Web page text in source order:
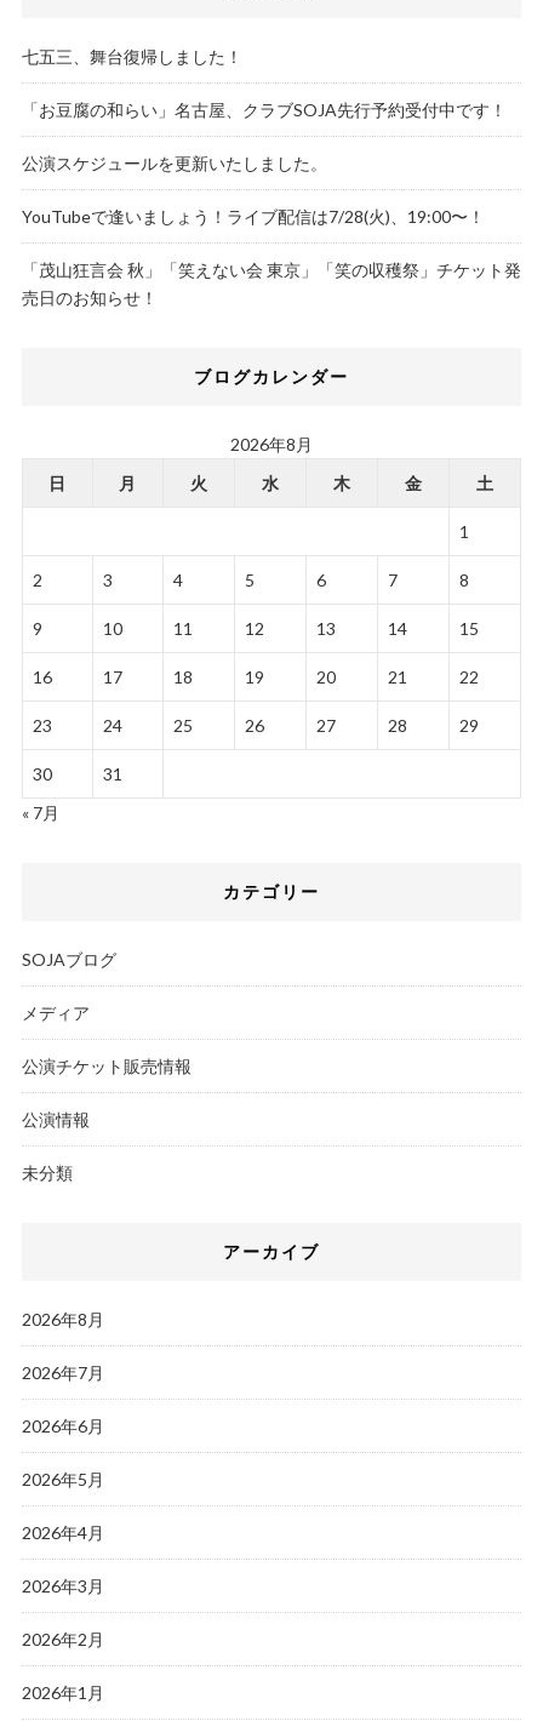
七五三、舞台復帰しました！
「お豆腐の和らい」名古屋、クラブSOJA先行予約受付中です！
公演スケジュールを更新いたしました。
YouTubeで逢いましょう！ライブ配信は7/28(火)、19:00〜！
「茂山狂言会 秋」「笑えない会 東京」「笑の収穫祭」チケット発
売日のお知らせ！
ブログカレンダー
2026年8月
日
月 火 水 木 金 土
1
2 3 4 5 6 7 8
9 10 11 12 13 14 15
16 17 18 19 20 21 22
23 24 25 26 27 28 29
30
31
« 7月
カテゴリー
SOJAブログ
メディア
公演チケット販売情報
公演情報
未分類
アーカイブ
2026年8月
2026年7月
2026年6月
2026年5月
2026年4月
2026年3月
2026年2月
2026年1月